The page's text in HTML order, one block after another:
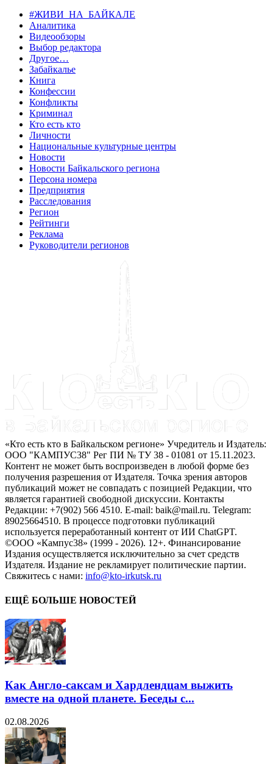
#ЖИВИ_НА_БАЙКАЛЕ
Аналитика
Видеообзоры
Выбор редактора
Другое…
Забайкалье
Книга
Конфессии
Конфликты
Криминал
Кто есть кто
Личности
Национальные культурные центры
Новости
Новости Байкальского региона
Персона номера
Предприятия
Расследования
Регион
Рейтинги
Реклама
Руководители регионов
«Кто есть кто в Байкальском регионе» Учредитель и Издатель:
ООО "КАМПУС38" Рег ПИ № ТУ 38 - 01081 от 15.11.2023.
Контент не может быть воспроизведен в любой форме без
получения разрешения от Издателя. Точка зрения авторов
публикаций может не совпадать с позицией Редакции, что
является гарантией свободной дискуссии. Контакты
Редакции: +7(902) 566 4510. E-mail: baik@mail.ru. Telegram:
89025664510. В процессе подготовки публикаций
используется переработанный контент от ИИ ChatGPT.
©ООО «Кампус38» (1999 - 2026). 12+. Финансирование
Издания осуществляется исключительно за счет средств
Издателя. Издание не рекламирует политические партии.
Свяжитесь с нами: info@kto-irkutsk.ru
ЕЩЁ БОЛЬШЕ НОВОСТЕЙ
Как Англо-саксам и Хардлендцам выжить
вместе на одной планете. Беседы с...
02.08.2026